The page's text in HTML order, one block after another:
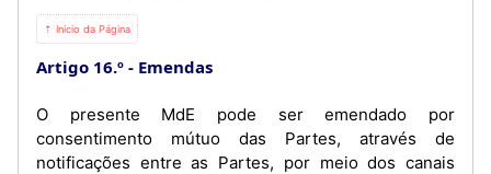
⇡ Início da Página
Artigo 16.º Emendas
O presente MdE pode ser emendado por
consentimento mútuo das Partes, através de
notificações entre as Partes, por meio dos canais